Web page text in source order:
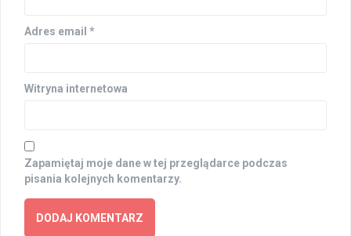
Adres email *
Witryna internetowa
Zapamiętaj moje dane w tej przeglądarce podczas
pisania kolejnych komentarzy.